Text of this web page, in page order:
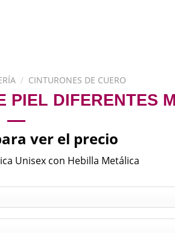
/ CINTURONES DE CUERO
PIEL DIFERENTES
ver el precio
Unisex con Hebilla Metálica